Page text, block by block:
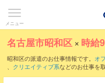
メニュー
名古屋市昭和区 × 時給
昭和区の派遣のお仕事情報です。 オ
、 クリエイティブ系などのお仕事を